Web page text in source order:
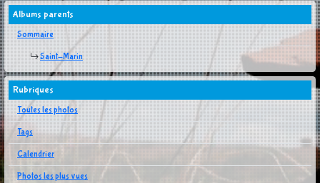
Albums parents
Sommaire
Saint-Marin
Rubriques
Toutes les photos
Tags
Calendrier
Photos les plus vues